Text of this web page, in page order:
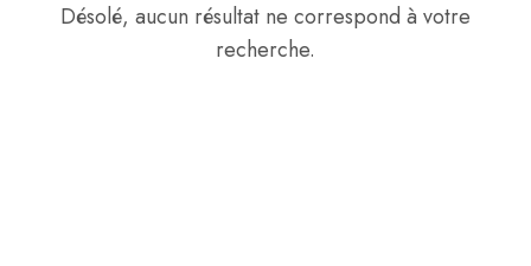
Désolé, aucun résultat ne correspond à votre
recherche.